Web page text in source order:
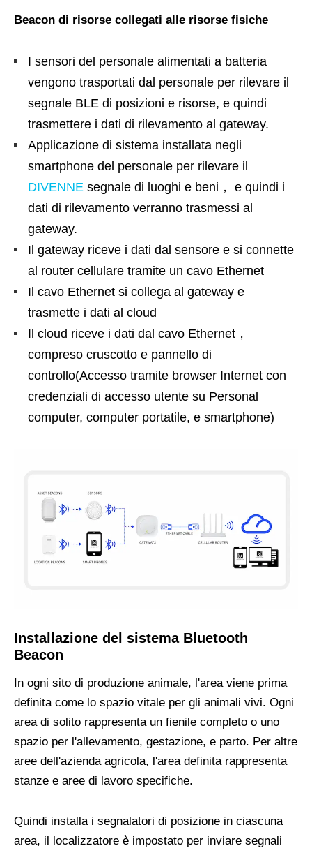
Beacon di risorse collegati alle risorse fisiche
I sensori del personale alimentati a batteria
vengono trasportati dal personale per rilevare il
segnale BLE di posizioni e risorse, e quindi
trasmettere i dati di rilevamento al gateway.
Applicazione di sistema installata negli
smartphone del personale per rilevare il
DIVENNE segnale di luoghi e beni， e quindi i
dati di rilevamento verranno trasmessi al
gateway.
Il gateway riceve i dati dal sensore e si connette
al router cellulare tramite un cavo Ethernet
Il cavo Ethernet si collega al gateway e
trasmette i dati al cloud
Il cloud riceve i dati dal cavo Ethernet，
compreso cruscotto e pannello di
controllo(Accesso tramite browser Internet con
credenziali di accesso utente su Personal
computer, computer portatile, e smartphone)
Installazione del sistema Bluetooth
Beacon
In ogni sito di produzione animale, l'area viene prima
definita come lo spazio vitale per gli animali vivi. Ogni
area di solito rappresenta un fienile completo o uno
spazio per l'allevamento, gestazione, e parto. Per altre
aree dell'azienda agricola, l'area definita rappresenta
stanze e aree di lavoro specifiche.
Quindi installa i segnalatori di posizione in ciascuna
area, il localizzatore è impostato per inviare segnali